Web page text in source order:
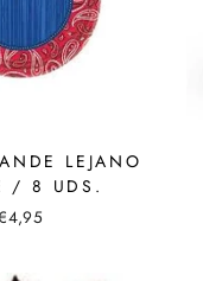
LEJANO
/ 8 UDS.